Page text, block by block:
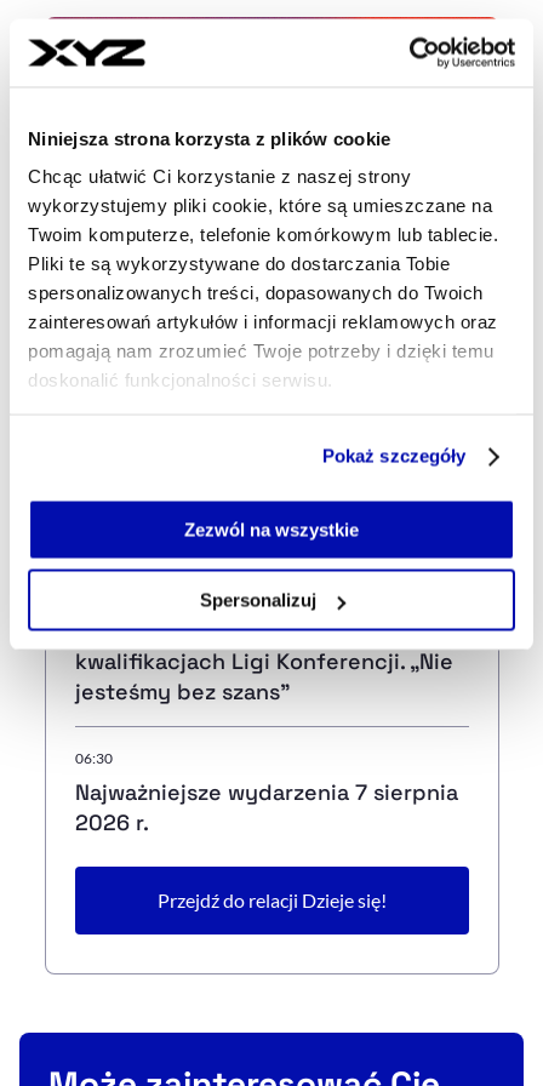
Niniejsza strona korzysta z plików cookie
Chcąc ułatwić Ci korzystanie z naszej strony
wykorzystujemy pliki cookie, które są umieszczane na
Twoim komputerze, telefonie komórkowym lub tablecie.
Pliki te są wykorzystywane do dostarczania Tobie
spersonalizowanych treści, dopasowanych do Twoich
zainteresowań artykułów i informacji reklamowych oraz
pomagają nam zrozumieć Twoje potrzeby i dzięki temu
doskonalić funkcjonalności serwisu.
Jeżeli nie wyrażasz zgody na zapisywanie plików cookie,
możesz łatwo zarządzać swoimi uprawnieniami, np. we
własnej przeglądarce internetowej lub po wybraniu opcji
naszejPolityce Prywatności.
Pokaż szczegóły
Zezwól na wszystkie
Spersonalizuj
Najnowsze
22 min temu
Wyniki węgierskiej Grupy MOL.
Mocny wzrost zysku netto
32 min temu
Donald Trump mówi o postępach w
negocjacjach Rosja-Ukraina.
„Pracujemy nad tym”
Wstępne wyniki Modivo mocno
poniżej prognoz. Spółka chwali się
jednak przychodami
GKS Katowice przegrywa w
kwalifikacjach Ligi Konferencji. „Nie
jesteśmy bez szans”
06:30
Najważniejsze wydarzenia 7 sierpnia
2026 r.
Przejdź do relacji Dzieje się!